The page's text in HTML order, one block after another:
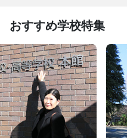
おすすめ学校特集